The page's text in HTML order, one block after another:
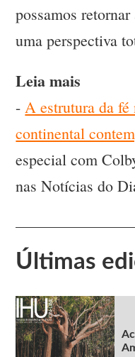
possamos
uma perspectiva
Leia mais
-A estrutura da fé
continental
especial com
nas Notícias do
Últimas